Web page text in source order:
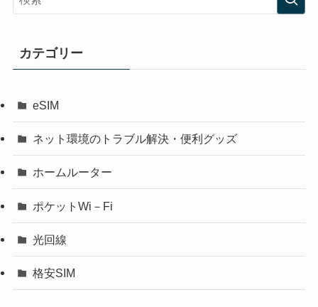
カテゴリー
eSIM
ネット環境のトラブル解決・便利グッズ
ホームルーター
ポケットWi－Fi
光回線
格安SIM